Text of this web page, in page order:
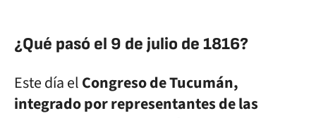
¿Qué pasó el 9 de julio de 1816?
Este día elCongreso de Tucumán,
integrado por representantes de las